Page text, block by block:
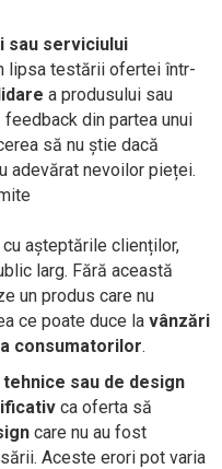
sau serviciului
lipsa testării ofertei într-
a produsului sau
din partea unui
să nu știe dacă
adevărat nevoilor pieței.
cu așteptările clienților,
larg. Fără această
un produs care nu
ce poate duce la vânzări
consumatorilor.
sau de design
ca oferta să
care nu au fost
Aceste erori pot varia